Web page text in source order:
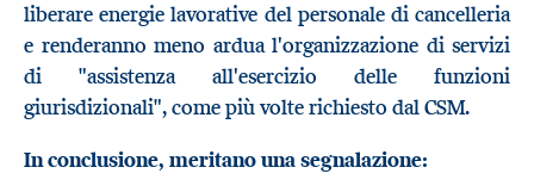
liberare energie lavorative del personale di cancelleria
e renderanno meno ardua l'organizzazione di servizi
di "assistenza all'esercizio delle funzioni
giurisdizionali", come più volte richiesto dal CSM.
In conclusione, meritano una segnalazione: